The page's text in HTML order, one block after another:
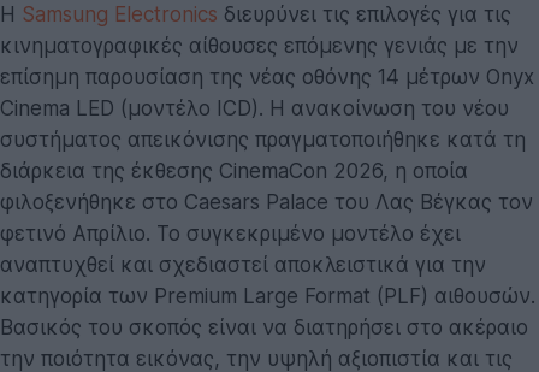
Η Samsung Electronics διευρύνει τις επιλογές για τις
κινηματογραφικές αίθουσες επόμενης γενιάς με την
επίσημη παρουσίαση της νέας οθόνης 14 μέτρων Onyx
Cinema LED (μοντέλο ICD). Η ανακοίνωση του νέου
συστήματος απεικόνισης πραγματοποιήθηκε κατά τη
διάρκεια της έκθεσης CinemaCon 2026, η οποία
φιλοξενήθηκε στο Caesars Palace του Λας Βέγκας τον
φετινό Απρίλιο. Το συγκεκριμένο μοντέλο έχει
αναπτυχθεί και σχεδιαστεί αποκλειστικά για την
κατηγορία των Premium Large Format (PLF) αιθουσών.
Βασικός του σκοπός είναι να διατηρήσει στο ακέραιο
την ποιότητα εικόνας, την υψηλή αξιοπιστία και τις